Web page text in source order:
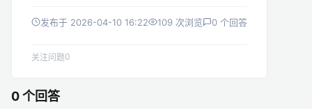
发布于 2026-04-10 16:22 109 次浏览 0 个回答
关注问题0
0 个回答